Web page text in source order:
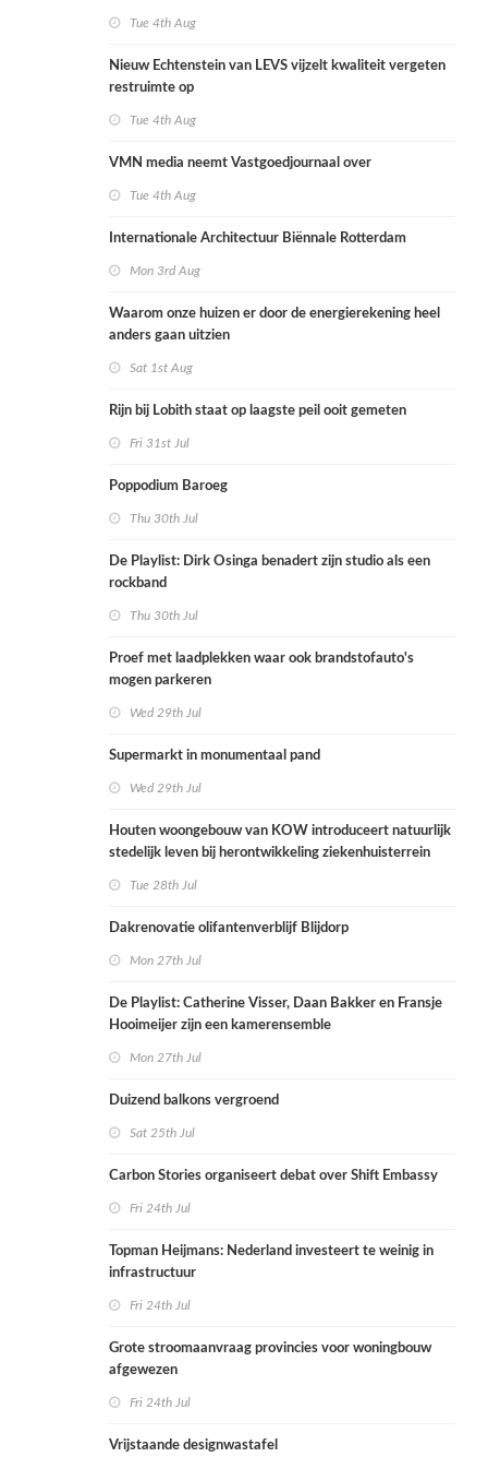
Tue 4th Aug
Nieuw Echtenstein van LEVS vijzelt kwaliteit vergeten
restruimte op
Tue 4th Aug
VMN media neemt Vastgoedjournaal over
Tue 4th Aug
Internationale Architectuur Biënnale Rotterdam
Mon 3rd Aug
Waarom onze huizen er door de energierekening heel
anders gaan uitzien
Sat 1st Aug
Rijn bij Lobith staat op laagste peil ooit gemeten
Fri 31st Jul
Poppodium Baroeg
Thu 30th Jul
De Playlist: Dirk Osinga benadert zijn studio als een
rockband
Thu 30th Jul
Proef met laadplekken waar ook brandstofauto's
mogen parkeren
Wed 29th Jul
Supermarkt in monumentaal pand
Wed 29th Jul
Houten woongebouw van KOW introduceert natuurlijk
stedelijk leven bij herontwikkeling ziekenhuisterrein
Tue 28th Jul
Dakrenovatie olifantenverblijf Blijdorp
Mon 27th Jul
De Playlist: Catherine Visser, Daan Bakker en Fransje
Hooimeijer zijn een kamerensemble
Mon 27th Jul
Duizend balkons vergroend
Sat 25th Jul
Carbon Stories organiseert debat over Shift Embassy
Fri 24th Jul
Topman Heijmans: Nederland investeert te weinig in
infrastructuur
Fri 24th Jul
Grote stroomaanvraag provincies voor woningbouw
afgewezen
Fri 24th Jul
Vrijstaande designwastafel